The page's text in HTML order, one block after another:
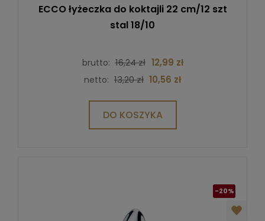
ECCO łyżeczka do koktajli 22 cm/12 szt
stal 18/10
brutto: 16,24 zł 12,99 zł
netto: 13,20 zł 10,56 zł
DO KOSZYKA
-20%